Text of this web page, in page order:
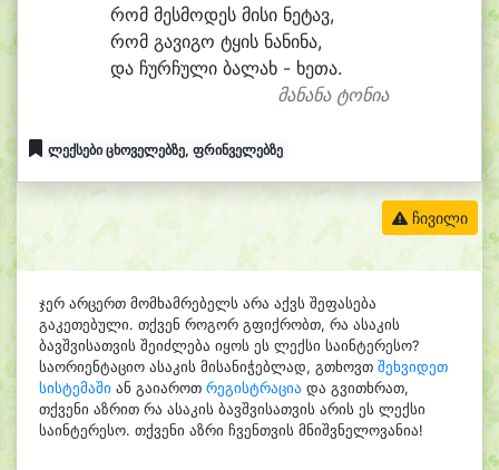
რომ მესმოდეს მისი ნეტავ,
რომ გავიგო ტყის ნანინა,
და ჩურჩული ბალახ - ხეთა.
მანანა ტონია
ლექსები ცხოველებზე, ფრინველებზე
ჩივილი
ჯერ არცერთ მომხამრებელს არა აქვს შეფასება
გაკეთებული. თქვენ როგორ გფიქრობთ, რა ასაკის
ბავშვისათვის შეიძლება იყოს ეს ლექსი საინტერესო?
საორიენტაციო ასაკის მისანიჭებლად, გთხოვთ შეხვიდეთ
სისტემაში ან გაიაროთ რეგისტრაცია და გვითხრათ,
თქვენი აზრით რა ასაკის ბავშვისათვის არის ეს ლექსი
საინტერესო. თქვენი აზრი ჩვენთვის მნიშვნელოვანია!